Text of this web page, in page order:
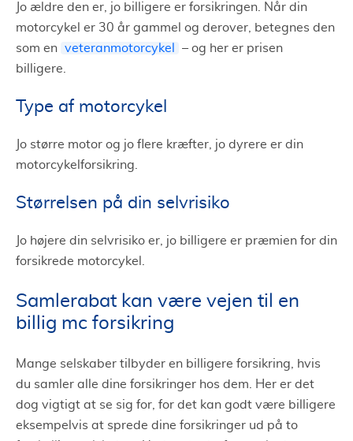
Jo ældre den er, jo billigere er forsikringen. Når din
motorcykel er 30 år gammel og derover, betegnes den
som en veteranmotorcykel
– og her er prisen
billigere.
Type af motorcykel
Jo større motor og jo flere kræfter, jo dyrere er din
motorcykelforsikring.
Størrelsen på din selvrisiko
Jo højere din selvrisiko er, jo billigere er præmien for din
forsikrede motorcykel.
Samlerabat kan være vejen til en
billig mc forsikring
Mange selskaber tilbyder en billigere forsikring, hvis
du samler alle dine forsikringer hos dem. Her er det
dog vigtigt at se sig for, for det kan godt være billigere
eksempelvis at sprede dine forsikringer ud på to